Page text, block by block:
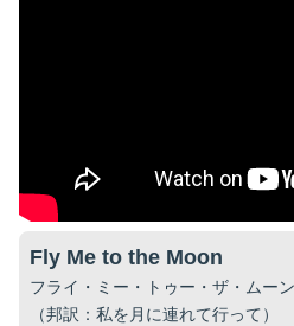
Fly Me to the Moon
フライ・ミー・トゥー・ザ・ムーン
（邦訳：私を月に連れて行って）